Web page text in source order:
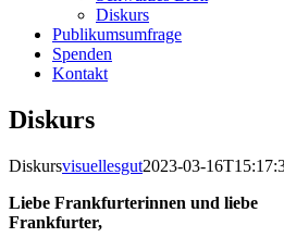
Diskurs
Publikumsumfrage
Spenden
Kontakt
Diskurs
Diskursvisuellesgut2023-03-
Liebe Frankfurterinnen und liebe
Frankfurter,